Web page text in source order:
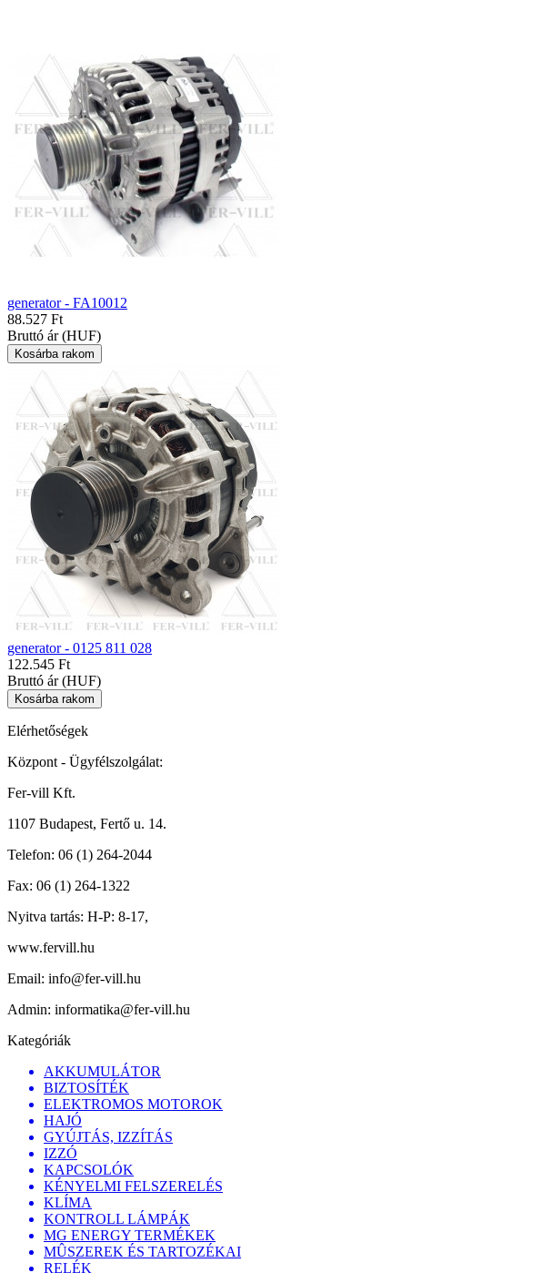
generator - FA10012
88.527 Ft
Bruttó ár (HUF)
generator - 0125 811 028
122.545 Ft
Bruttó ár (HUF)
Elérhetőségek
Központ - Ügyfélszolgálat:
Fer-vill Kft.
1107 Budapest, Fertő u. 14.
Telefon: 06 (1) 264-2044
Fax: 06 (1) 264-1322
Nyitva tartás: H-P: 8-17,
www.fervill.hu
Email: info@fer-vill.hu
Admin: informatika@fer-vill.hu
Kategóriák
AKKUMULÁTOR
BIZTOSÍTÉK
ELEKTROMOS MOTOROK
HAJÓ
GYÚJTÁS, IZZÍTÁS
IZZÓ
KAPCSOLÓK
KÉNYELMI FELSZERELÉS
KLÍMA
KONTROLL LÁMPÁK
MG ENERGY TERMÉKEK
MÛSZEREK ÉS TARTOZÉKAI
RELÉK